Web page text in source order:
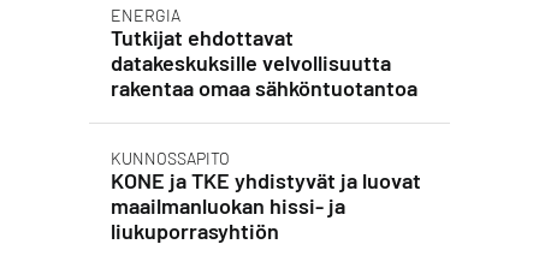
ENERGIA
Tutkijat ehdottavat
datakeskuksille velvollisuutta
rakentaa omaa sähköntuotantoa
KUNNOSSAPITO
KONE ja TKE yhdistyvät ja luovat
maailmanluokan hissi- ja
liukuporrasyhtiön